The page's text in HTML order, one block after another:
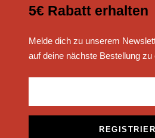
5€ Rabatt erhalten
Melde dich zu unserem
auf deine nächste Bestellung zu